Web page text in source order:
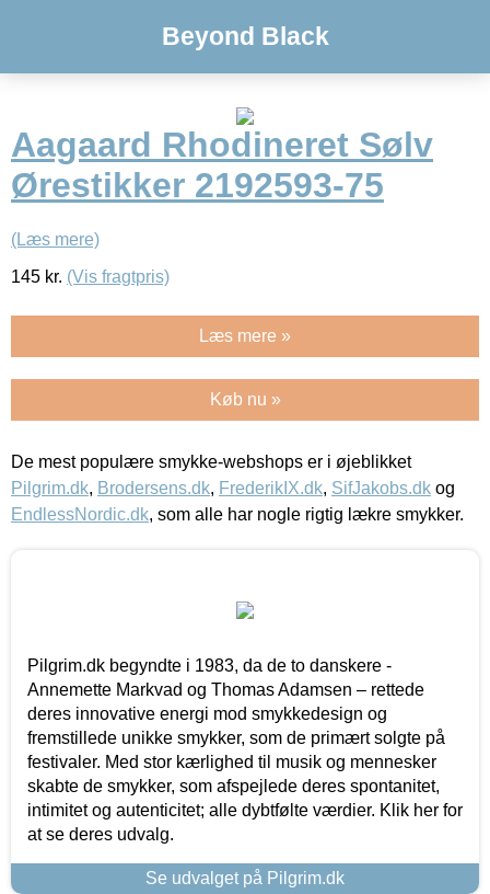
Beyond Black
Aagaard Rhodineret Sølv
Ørestikker 2192593-75
(Læs mere)
145 kr. (Vis fragtpris)
Læs mere »
Køb nu »
De mest populære smykke-webshops er i øjeblikket
Pilgrim.dk, Brodersens.dk, FrederikIX.dk, SifJakobs.dk og
EndlessNordic.dk, som alle har nogle rigtig lækre smykker.
Pilgrim.dk begyndte i 1983, da de to danskere -
Annemette Markvad og Thomas Adamsen – rettede
deres innovative energi mod smykkedesign og
fremstillede unikke smykker, som de primært solgte på
festivaler. Med stor kærlighed til musik og mennesker
skabte de smykker, som afspejlede deres spontanitet,
intimitet og autenticitet; alle dybtfølte værdier. Klik her for
at se deres udvalg.
Se udvalget på Pilgrim.dk